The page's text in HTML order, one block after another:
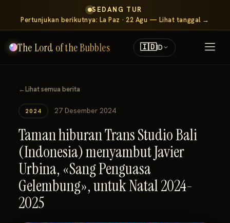
SEDANG TUR
Pertunjukan berikutnya: La Paz · 22 Agu — Lihat tanggal →
The Lord of the Bubbles 🇮🇩ID
←Lihat semua berita
2024 27 Desember 2024
Taman hiburan Trans Studio Bali
(Indonesia) menyambut Javier
Urbina, «Sang Penguasa
Gelembung», untuk Natal 2024-
2025